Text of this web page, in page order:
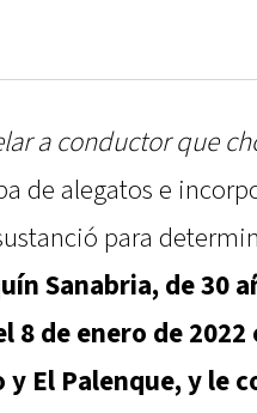
a conductor que
de alegatos e
para
Sanabria, de 30
8 de enero de
El Palenque, y le